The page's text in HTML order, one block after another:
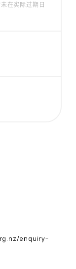
在实际过期日
enquiry-